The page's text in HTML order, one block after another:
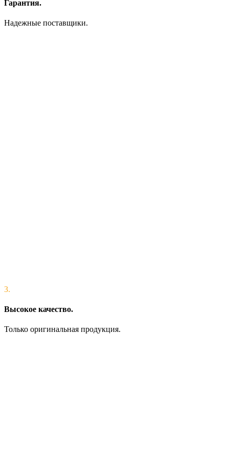
Гарантия.
Надежные поставщики.
3.
Высокое качество.
Только оригинальная продукция.